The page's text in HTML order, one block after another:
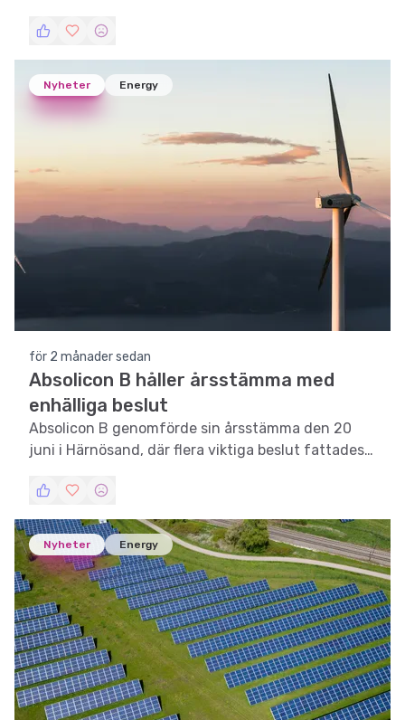
säsongslagring av solvärme.
Nyheter Energy
för 2 månader sedan
Absolicon B håller årsstämma med
enhälliga beslut
Absolicon B genomförde sin årsstämma den 20
juni i Härnösand, där flera viktiga beslut fattades
Nyheter Energy